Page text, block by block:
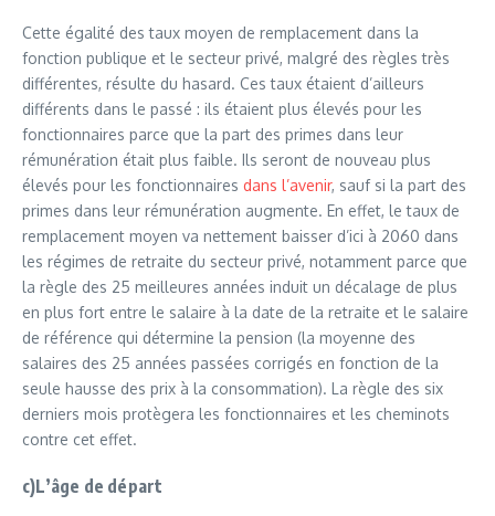
Cette égalité des taux moyen de remplacement dans la
fonction publique et le secteur privé, malgré des règles très
différentes, résulte du hasard. Ces taux étaient d’ailleurs
différents dans le passé : ils étaient plus élevés pour les
fonctionnaires parce que la part des primes dans leur
rémunération était plus faible. Ils seront de nouveau plus
élevés pour les fonctionnaires dans l’avenir, sauf si la part des
primes dans leur rémunération augmente. En effet, le taux de
remplacement moyen va nettement baisser d’ici à 2060 dans
les régimes de retraite du secteur privé, notamment parce que
la règle des 25 meilleures années induit un décalage de plus
en plus fort entre le salaire à la date de la retraite et le salaire
de référence qui détermine la pension (la moyenne des
salaires des 25 années passées corrigés en fonction de la
seule hausse des prix à la consommation). La règle des six
derniers mois protègera les fonctionnaires et les cheminots
contre cet effet.
c)L’âge de départ